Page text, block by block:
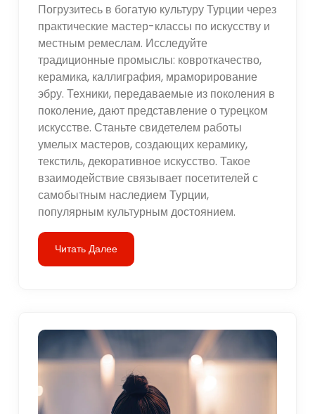
Погрузитесь в богатую культуру Турции через
практические мастер-классы по искусству и
местным ремеслам. Исследуйте
традиционные промыслы: ковроткачество,
керамика, каллиграфия, мраморирование
эбру. Техники, передаваемые из поколения в
поколение, дают представление о турецком
искусстве. Станьте свидетелем работы
умелых мастеров, создающих керамику,
текстиль, декоративное искусство. Такое
взаимодействие связывает посетителей с
самобытным наследием Турции,
популярным культурным достоянием.
Читать Далее